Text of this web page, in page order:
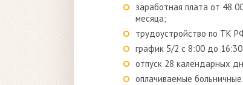
заработная плата от 48
месяца;
трудоустройство по ТК
график 5/2 с 8:00 до
отпуск 28 календарных
оплачиваемые больничные;